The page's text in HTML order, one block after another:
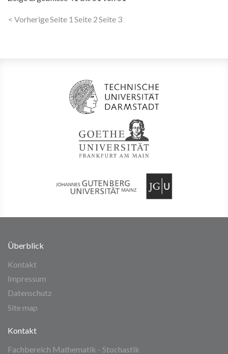
< VorherigeSeite 1 Seite 2Seite 3
Überblick
Kontakt
Impressum
Datenschutz
Site map
Kontakt
Fachbereich Mathematik - Stochastik